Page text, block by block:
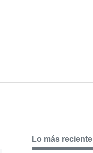
Lo más reciente